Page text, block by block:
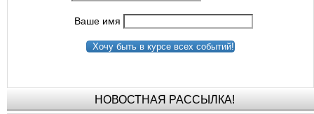
Ваше имя
Хочу быть в курсе всех событий!
НОВОСТНАЯ РАССЫЛКА!